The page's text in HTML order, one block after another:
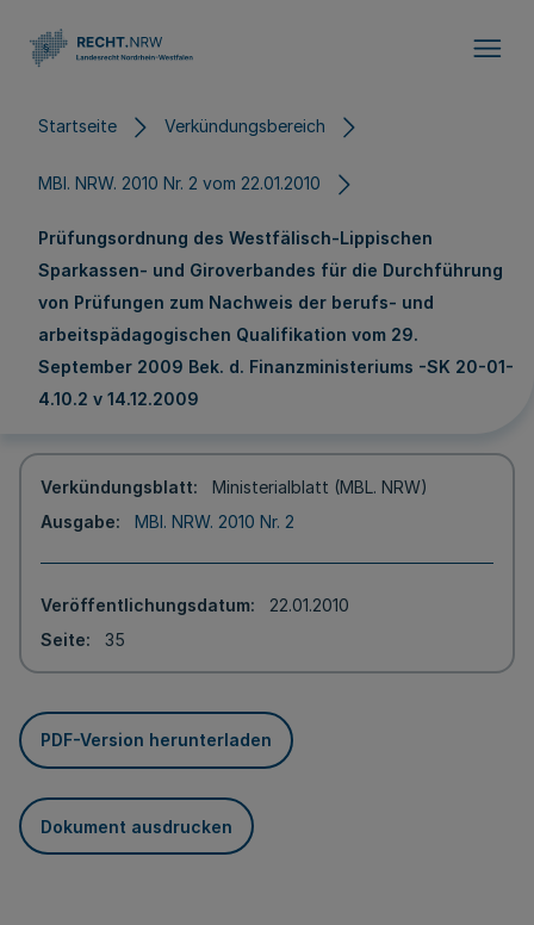
Startseite Verkündungsbereich
MBl. NRW. 2010 Nr. 2 vom 22.01.2010
Prüfungsordnung des Westfälisch-Lippischen
Sparkassen- und Giroverbandes für die Durchführung
von Prüfungen zum Nachweis der berufs- und
arbeitspädagogischen Qualifikation vom 29.
September 2009 Bek. d. Finanzministeriums -SK 20-01-
4.10.2 v 14.12.2009
Verkündungsblatt
Ministerialblatt (MBL. NRW)
Ausgabe
MBl. NRW. 2010 Nr. 2
Veröffentlichungsdatum
22.01.2010
Seite
35
PDF-Version herunterladen
Dokument ausdrucken